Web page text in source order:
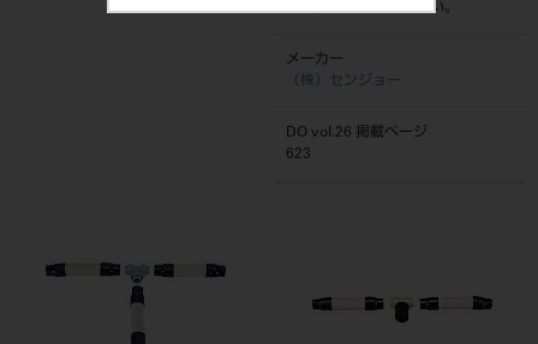
ちら』より登録ください。
メーカー
（株）センジョー
DO vol.26 掲載ページ
623